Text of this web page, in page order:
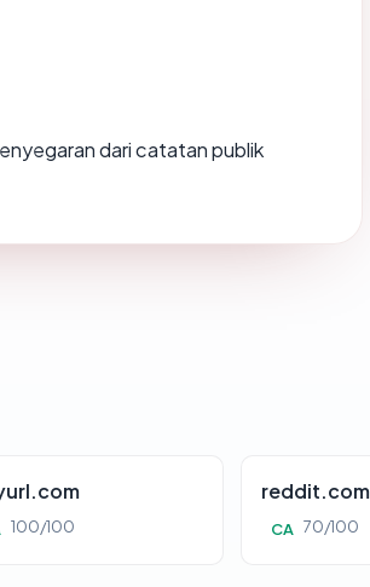
dari catatan publik
100/100
reddit.com
CA 70/100